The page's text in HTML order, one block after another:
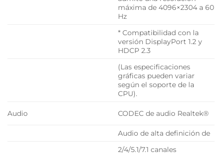
máxima de 4096×2304 a 60
Hz
* Compatibilidad con la
versión DisplayPort 1.2 y
HDCP 2.3
(Las especificaciones
gráficas pueden variar
según el soporte de la
CPU).
Audio CODEC de audio Realtek®
Audio de alta definición de
2/4/5.1/7.1 canales